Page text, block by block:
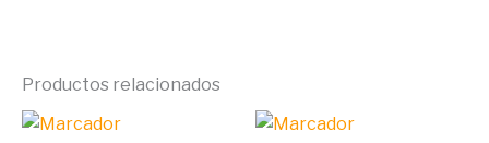
Productos relacionados